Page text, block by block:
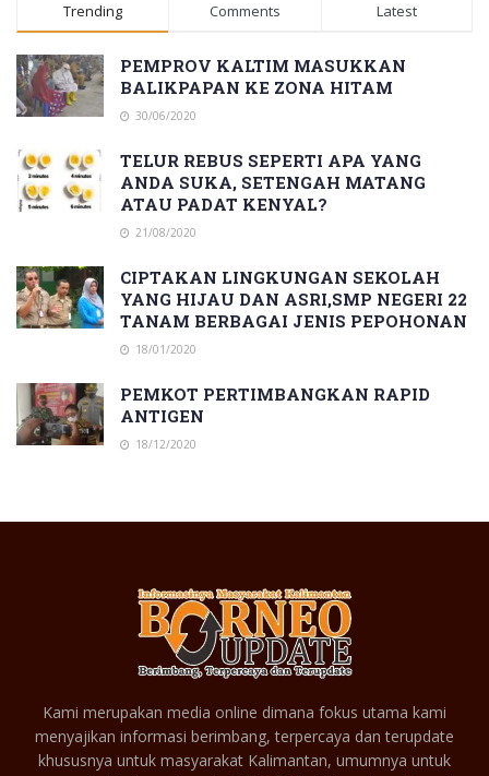
Trending Comments Latest
PEMPROV KALTIM MASUKKAN
BALIKPAPAN KE ZONA HITAM
30/06/2020
TELUR REBUS SEPERTI APA YANG
ANDA SUKA, SETENGAH MATANG
ATAU PADAT KENYAL?
21/08/2020
CIPTAKAN LINGKUNGAN SEKOLAH
YANG HIJAU DAN ASRI,SMP NEGERI 22
TANAM BERBAGAI JENIS PEPOHONAN
18/01/2020
PEMKOT PERTIMBANGKAN RAPID
ANTIGEN
18/12/2020
Kami merupakan media online dimana fokus utama kami
menyajikan informasi berimbang, terpercaya dan terupdate
khususnya untuk masyarakat Kalimantan, umumnya untuk